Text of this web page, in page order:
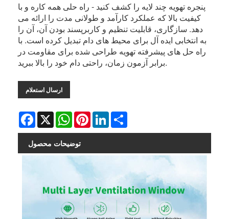
پنجره تهویه چند لایه را کشف کنید - راه حلی همه کاره و با
کیفیت بالا که عملکرد کارآمد و طولانی مدت را ارائه می
دهد. سازگاری، قابلیت تنظیم و کاربرپسند بودن آن، آن را
به انتخابی ایده آل برای محیط های دام تبدیل کرده است. با
راه حل های پیشرفته تهویه طراحی شده برای مقاومت در
برابر آزمون زمان، راحتی دام خود را بالا ببرید.
ارسال استعلام
Facebook
X WhatsAppPinterestLinkedIn
توضیحات محصول